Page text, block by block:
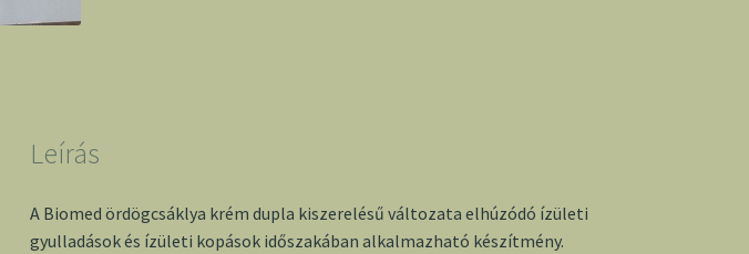
Leírás
A Biomed ördögcsáklya krém dupla kiszerelésű változata elhúzódó ízületi
gyulladások és ízületi kopások időszakában alkalmazható készítmény.